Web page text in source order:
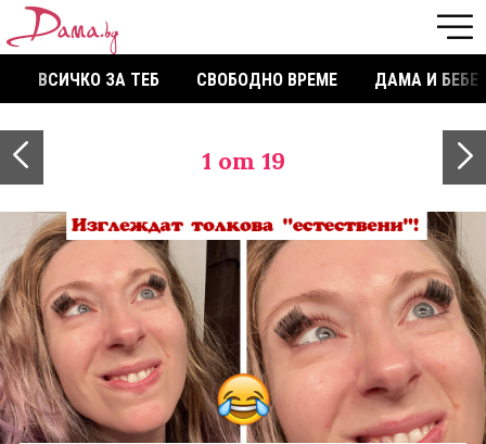
ВСИЧКО ЗА ТЕБ СВОБОДНО ВРЕМЕ ДАМА И БЕБЕ
1 от 19